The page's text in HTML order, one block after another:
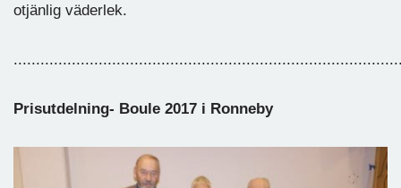
otjänlig väderlek.
Prisutdelning- Boule 2017 i Ronneby